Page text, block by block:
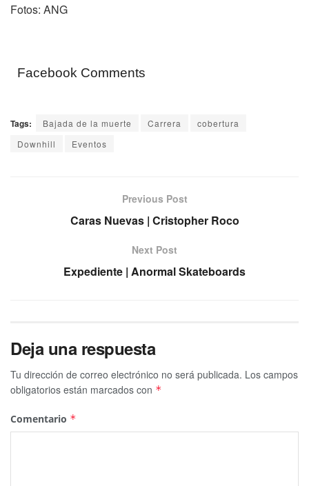
Fotos: ANG
Facebook Comments
Tags: Bajada de la muerte Carrera
cobertura
Downhill
Eventos
Previous Post
Caras Nuevas | Cristopher Roco
Next Post
Expediente | Anormal Skateboards
Deja una respuesta
Tu dirección de correo electrónico no será publicada. Los campos
obligatorios están marcados con *
Comentario *